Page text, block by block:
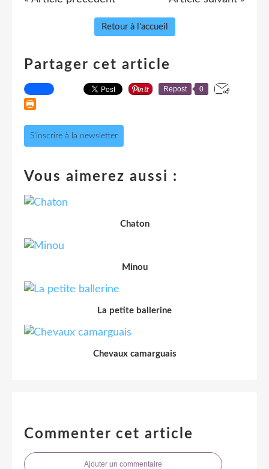
Retour à l'accueil
Partager cet article
Repost 0
S'inscrire à la newsletter
Vous aimerez aussi :
Chaton
Minou
La petite ballerine
Chevaux camarguais
Commenter cet article
Ajouter un commentaire